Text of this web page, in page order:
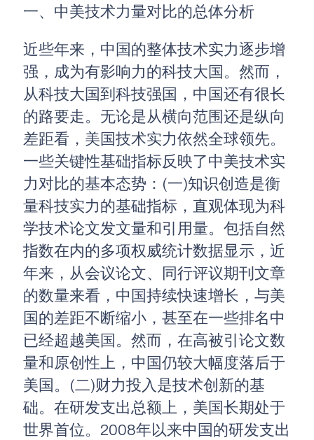
一、中美技术力量对比的总体分析
近些年来，中国的整体技术实力逐步增
强，成为有影响力的科技大国。然而，
从科技大国到科技强国，中国还有很长
的路要走。无论是从横向范围还是纵向
差距看，美国技术实力依然全球领先。
一些关键性基础指标反映了中美技术实
力对比的基本态势：(一)知识创造是衡
量科技实力的基础指标，直观体现为科
学技术论文发文量和引用量。包括自然
指数在内的多项权威统计数据显示，近
年来，从会议论文、同行评议期刊文章
的数量来看，中国持续快速增长，与美
国的差距不断缩小，甚至在一些排名中
已经超越美国。然而，在高被引论文数
量和原创性上，中国仍较大幅度落后于
美国。(二)财力投入是技术创新的基
础。在研发支出总额上，美国长期处于
世界首位。2008年以来中国的研发支出